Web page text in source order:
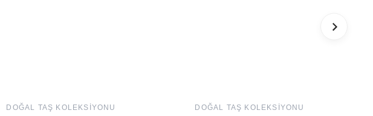
DOĞAL TAŞ KOLEKSIYONU DOĞAL TAŞ KOLEKSIYONU